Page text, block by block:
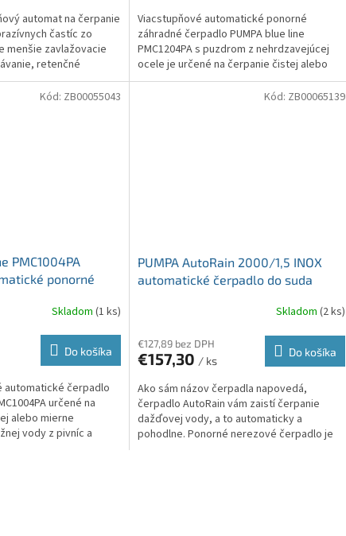
automat na čerpanie
častíc zo
menšie zavlažovacie
retenčné
Viacstupňové automatické ponorné
záhradné čerpadlo PUMPA blue line
PMC1204PA s puzdrom z nehrdzavejúcej
ocele je určené na čerpanie čistej alebo
mierne znečistenej vody v...
PMC1004PA
ponorné
Skladom (1 ks)
Do košíka
automatické čerpadlo
určené na
alebo mierne
vody z pivníc a
Kód: ZB00055043
PUMPA AutoRain 2000/1,5 INOX
automatické čerpadlo do suda
Skladom (2 ks)
€127,89 bez DPH
€157,30 / ks
Do košíka
Ako sám názov čerpadla napovedá,
čerpadlo AutoRain vám zaistí čerpanie
dažďovej vody, a to automaticky a
pohodlne. Ponorné nerezové čerpadlo je
Kód: ZB00065139